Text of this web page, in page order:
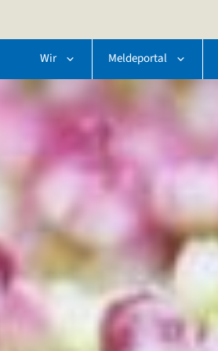
Wir Meldeportal